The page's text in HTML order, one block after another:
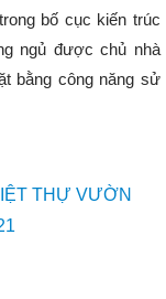
bố cục kiến trúc
ngủ được chủ nhà
bằng công năng sử
THỰ VƯỜN